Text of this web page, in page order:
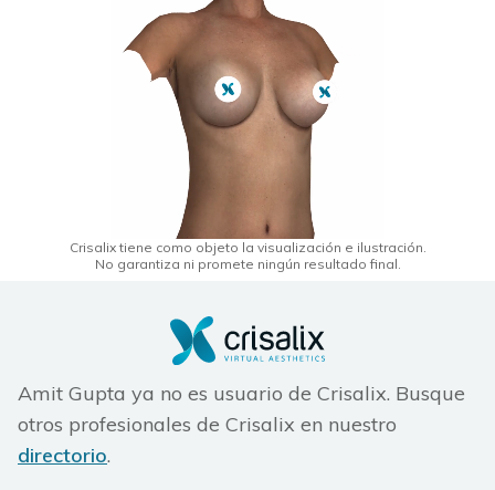
Crisalix tiene como objeto la visualización e ilustración.
No garantiza ni promete ningún resultado final.
Amit Gupta ya no es usuario de Crisalix. Busque
otros profesionales de Crisalix en nuestro
directorio.